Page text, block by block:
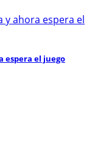
espera el juego